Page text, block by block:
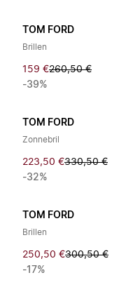
TOM FORD
Brillen
159 €260,50 €
-39%
TOM FORD
Zonnebril
223,50 €330,50 €
-32%
TOM FORD
Brillen
250,50 €300,50 €
-17%